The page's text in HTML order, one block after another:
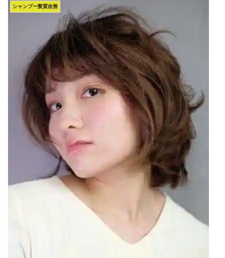
シャンプー髪質改善